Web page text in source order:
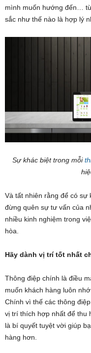
mình muốn hướng đến…
sắc như thế nào là hợp lý
Sự khác biệt trong mỗi
Và tất nhiên rằng để có sự
đừng quên sự tư vấn của
nhiều kinh nghiệm trong
hòa.
Hãy dành vị trí tốt nhất
Thông điệp chính là điều
muốn khách hàng luôn
Chính vì thế các thông
vị trí thích hợp nhất để thu
là bí quyết tuyệt vời giúp
hàng hơn.